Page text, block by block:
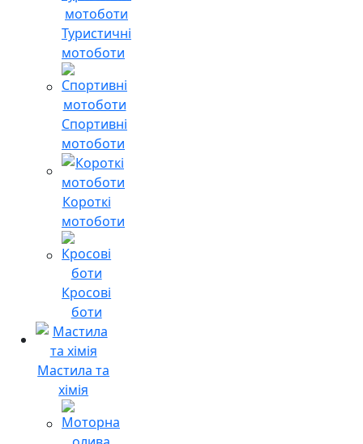
Туристичні
мотоботи
Спортивні
мотоботи
Короткі
мотоботи
Кросові
боти
Мастила та
хімія